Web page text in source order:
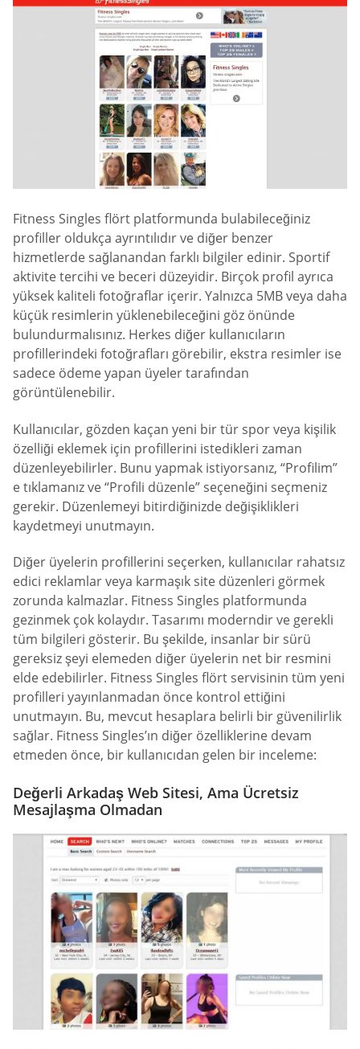
Fitness Singles flört platformunda bulabileceğiniz
profiller oldukça ayrıntılıdır ve diğer benzer
hizmetlerde sağlanandan farklı bilgiler edinir. Sportif
aktivite tercihi ve beceri düzeyidir. Birçok profil ayrıca
yüksek kaliteli fotoğraflar içerir. Yalnızca 5MB veya daha
küçük resimlerin yüklenebileceğini göz önünde
bulundurmalısınız. Herkes diğer kullanıcıların
profillerindeki fotoğrafları görebilir, ekstra resimler ise
sadece ödeme yapan üyeler tarafından
görüntülenebilir.
Kullanıcılar, gözden kaçan yeni bir tür spor veya kişilik
özelliği eklemek için profillerini istedikleri zaman
düzenleyebilirler. Bunu yapmak istiyorsanız, “Profilim”
e tıklamanız ve “Profili düzenle” seçeneğini seçmeniz
gerekir. Düzenlemeyi bitirdiğinizde değişiklikleri
kaydetmeyi unutmayın.
Diğer üyelerin profillerini seçerken, kullanıcılar rahatsız
edici reklamlar veya karmaşık site düzenleri görmek
zorunda kalmazlar. Fitness Singles platformunda
gezinmek çok kolaydır. Tasarımı moderndir ve gerekli
tüm bilgileri gösterir. Bu şekilde, insanlar bir sürü
gereksiz şeyi elemeden diğer üyelerin net bir resmini
elde edebilirler. Fitness Singles flört servisinin tüm yeni
profilleri yayınlanmadan önce kontrol ettiğini
unutmayın. Bu, mevcut hesaplara belirli bir güvenilirlik
sağlar. Fitness Singles’ın diğer özelliklerine devam
etmeden önce, bir kullanıcıdan gelen bir inceleme:
Değerli Arkadaş Web Sitesi, Ama Ücretsiz
Mesajlaşma Olmadan